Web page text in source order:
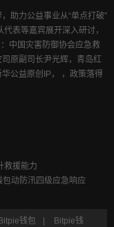
助力公益事业从“单点打破”
表等嘉宾展开深入研讨，
中国灾害防御协会应急救
原副司长尹光辉，青岛红
公益原创IP， ，政策落得
救援能力
动防汛四级应急响应
钱包 | Bitpie钱